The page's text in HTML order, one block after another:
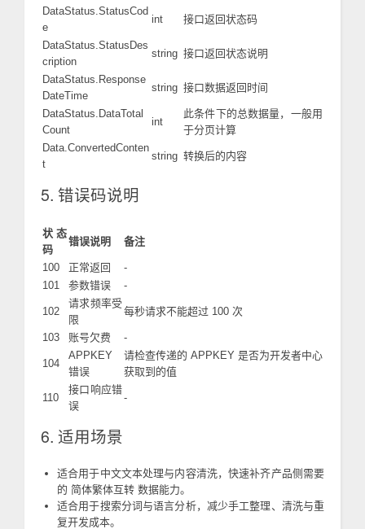
DataStatus.StatusCod
e
int 接口返回状态码
DataStatus.StatusDes
cription
string 接口返回状态说明
DataStatus.Response
DateTime
string 接口数据返回时间
DataStatus.DataTotal
Count
int
此条件下的总数据量，一般用
于分页计算
Data.ConvertedConten
t
string 转换后的内容
5. 错误码说明
状态
码
错误说明 备注
100 正常返回
-
101
参数错误 -
102
请求频率受
限
每秒请求不能超过 100 次
103 账号欠费 -
104
APPKEY
错误
请检查传递的 APPKEY 是否为开发者中心
获取到的值
110
接口响应错
误
-
6. 适用场景
适合用于中文文本处理与内容清洗，快速补齐产品侧需要
的 简体繁体互转 数据能力。
适合用于搜索分词与语言分析，减少手工整理、清洗与重
复开发成本。